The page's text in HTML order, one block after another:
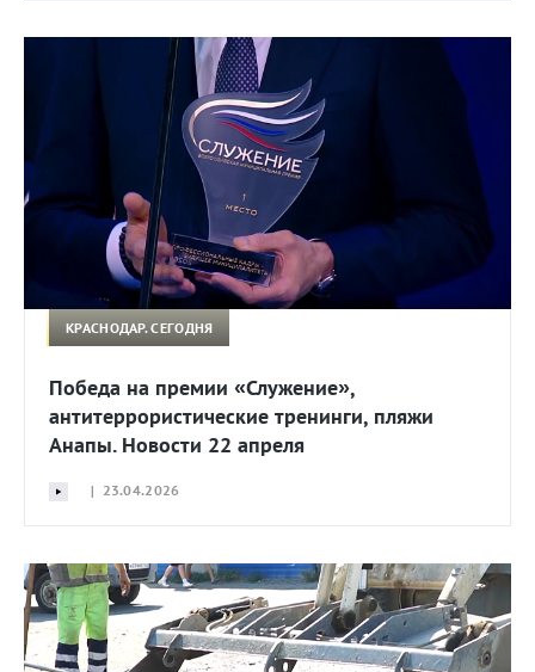
КРАСНОДАР. СЕГОДНЯ
Победа на премии «Служение»,
антитеррористические тренинги, пляжи
Анапы. Новости 22 апреля
| 23.04.2026